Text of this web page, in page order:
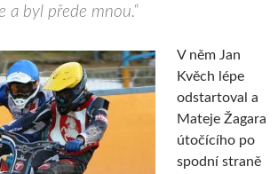
a byl přede mnou.“
V něm Jan
Kvěch lépe
odstartoval a
Mateje Žagara
útočícího po
spodní straně